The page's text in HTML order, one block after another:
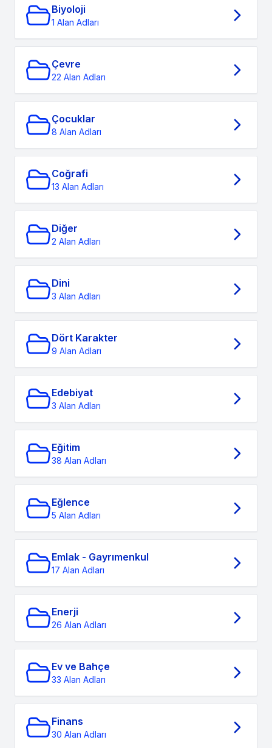
Biyoloji
1 Alan Adları
Çevre
22 Alan Adları
Çocuklar
8 Alan Adları
Coğrafi
13 Alan Adları
Diğer
2 Alan Adları
Dini
3 Alan Adları
Dört Karakter
9 Alan Adları
Edebiyat
3 Alan Adları
Eğitim
38 Alan Adları
Eğlence
5 Alan Adları
Emlak - Gayrımenkul
17 Alan Adları
Enerji
26 Alan Adları
Ev ve Bahçe
33 Alan Adları
Finans
30 Alan Adları